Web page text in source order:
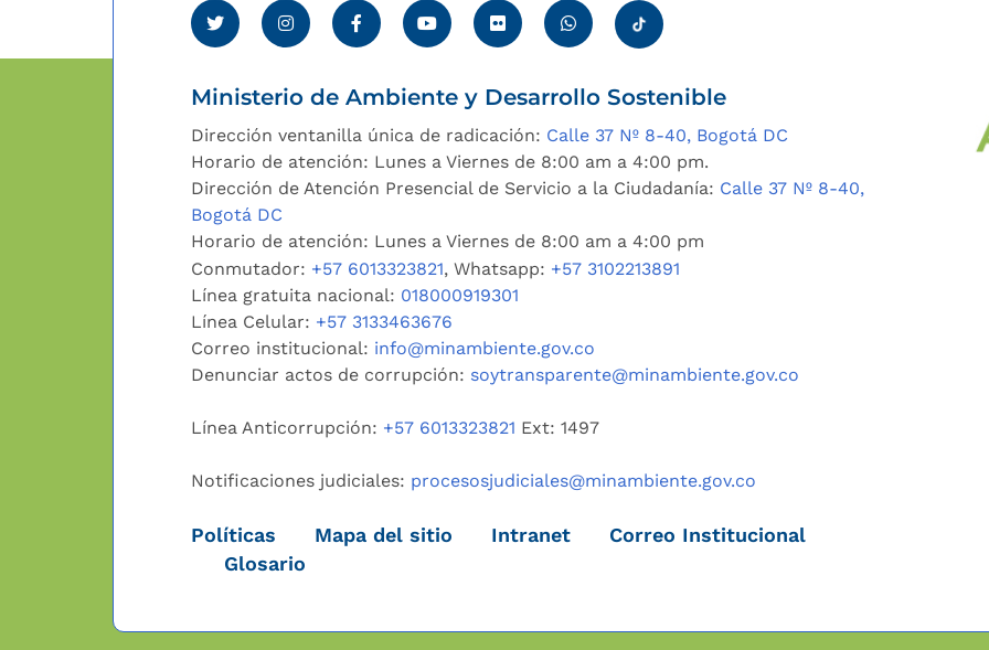
Ministerio de Ambiente y Desarrollo Sostenible
Dirección ventanilla única de radicación: Calle 37 Nº 8-40, Bogotá DC
Horario de atención: Lunes a Viernes de 8:00 am a 4:00 pm.
Dirección de Atención Presencial de Servicio a la Ciudadanía: Calle 37 Nº 8-40,
Bogotá DC
Horario de atención: Lunes a Viernes de 8:00 am a 4:00 pm
Conmutador: +57 6013323821, Whatsapp: +57 3102213891
Línea gratuita nacional: 018000919301
Línea Celular: +57 3133463676
Correo institucional: info@minambiente.gov.co
Denunciar actos de corrupción: soytransparente@minambiente.gov.co
Línea Anticorrupción: +57 6013323821 Ext: 1497
Notificaciones judiciales: procesosjudiciales@minambiente.gov.co
Políticas Mapa del sitio Intranet
Correo Institucional
Glosario